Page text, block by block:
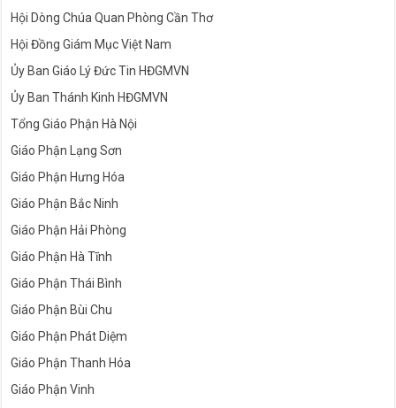
Hội Dòng Chúa Quan Phòng Cần Thơ
Hội Đồng Giám Mục Việt Nam
Ủy Ban Giáo Lý Đức Tin HĐGMVN
Ủy Ban Thánh Kinh HĐGMVN
Tổng Giáo Phận Hà Nội
Giáo Phận Lạng Sơn
Giáo Phận Hưng Hóa
Giáo Phận Bắc Ninh
Giáo Phận Hải Phòng
Giáo Phận Hà Tĩnh
Giáo Phận Thái Bình
Giáo Phận Bùi Chu
Giáo Phận Phát Diệm
Giáo Phận Thanh Hóa
Giáo Phận Vinh